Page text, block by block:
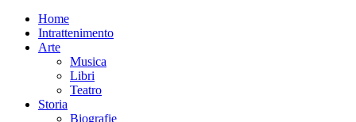
Home
Intrattenimento
Arte
Musica
Libri
Teatro
Storia
Biografie